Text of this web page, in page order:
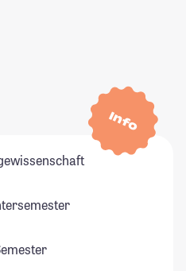
Info